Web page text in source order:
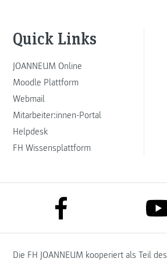
Quick Links
JOANNEUM Online
Moodle Plattform
Webmail
Mitarbeiter:innen-Portal
Helpdesk
FH Wissensplattform
link to facebook
Die FH JOANNEUM kooperiert als Teil des